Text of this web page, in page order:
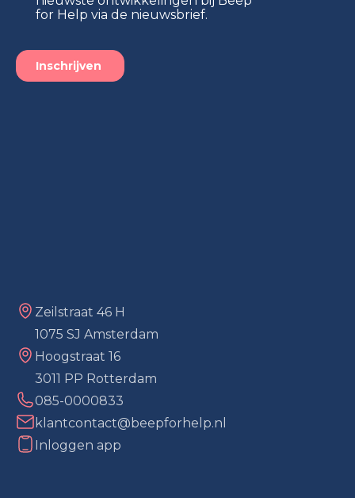
Zeilstraat 46 H
1075 SJ Amsterdam
Hoogstraat 16
3011 PP Rotterdam
085-0000833
klantcontact@beepforhelp.nl
Inloggen app